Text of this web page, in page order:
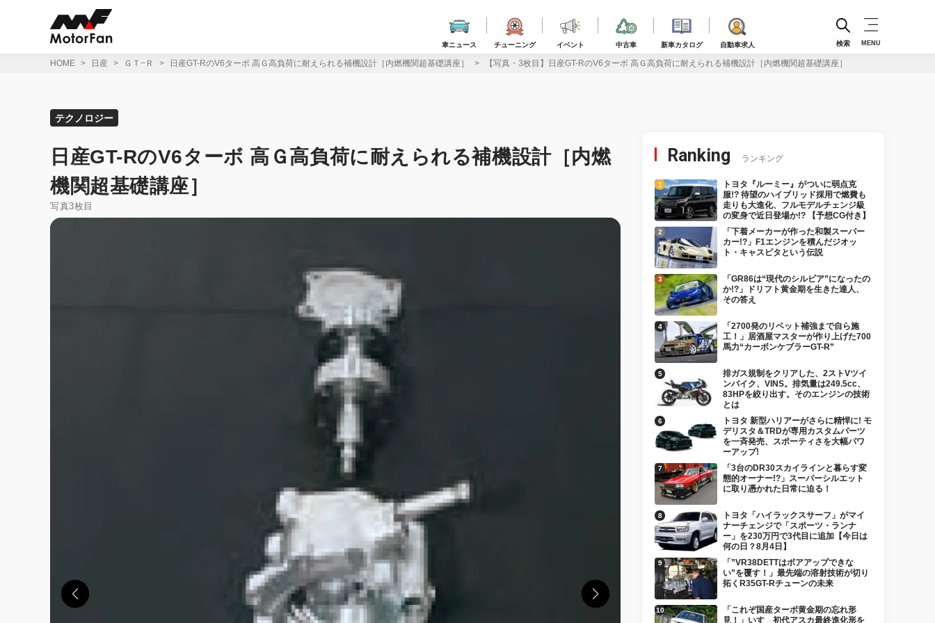
車ニュース チューニング イベント 中古車 新車カタログ 自動車求人 検索 MENU
HOME 日産 ＧＴ−Ｒ 日産GT-RのV6ターボ 高Ｇ高負荷に耐えられる補機設計［内燃機関超基礎講座］ 【写真・3枚目】日産GT-RのV6ターボ 高Ｇ高負荷に耐えられる補機設計［内燃機関超基礎講座］
テクノロジー
日産GT-RのV6ターボ 高Ｇ高負荷に耐えられる補機設計［内燃
機関超基礎講座］
写真3枚目
Ranking ランキング
トヨタ『ルーミー』がついに弱点克
服!? 待望のハイブリッド採用で燃費も
走りも大進化、フルモデルチェンジ級
の変身で近日登場か!? 【予想CG付き】
「下着メーカーが作った和製スーパー
カー!?」F1エンジンを積んだジオッ
ト・キャスピタという伝説
「GR86は“現代のシルビア”になったの
か!?」ドリフト黄金期を生きた達人、
その答え
「2700発のリベット補強まで自ら施
工！」居酒屋マスターが作り上げた700
馬力“カーボンケブラーGT-R”
排ガス規制をクリアした、2ストVツイ
ンバイク、VINS。排気量は249.5cc、
83HPを絞り出す。そのエンジンの技術
とは
トヨタ 新型ハリアーがさらに精悍に! モ
デリスタ＆TRDが専用カスタムパーツ
を一斉発売、スポーティさを大幅パワ
ーアップ!
「3台のDR30スカイラインと暮らす変
態的オーナー!?」スーパーシルエット
に取り憑かれた日常に迫る！
トヨタ「ハイラックスサーフ」がマイ
ナーチェンジで「スポーツ・ランナ
ー」を230万円で3代目に追加【今日は
何の日？8月4日】
「”VR38DETTはボアアップできな
い”を覆す！」最先端の溶射技術が切り
拓くR35GT-Rチューンの未来
「これぞ国産ターボ黄金期の忘れ形
見！」いすゞ初代アスカ最終進化形を